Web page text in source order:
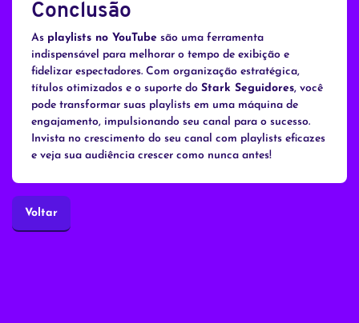
Conclusão
As playlists no YouTube são uma ferramenta
indispensável para melhorar o tempo de exibição e
fidelizar espectadores. Com organização estratégica,
títulos otimizados e o suporte do Stark Seguidores, você
pode transformar suas playlists em uma máquina de
engajamento, impulsionando seu canal para o sucesso.
Invista no crescimento do seu canal com playlists eficazes
e veja sua audiência crescer como nunca antes!
Voltar